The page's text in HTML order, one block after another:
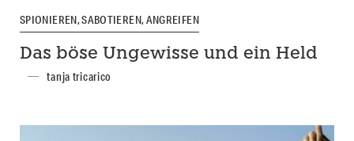
SPIONIEREN, SABOTIEREN, ANGREIFEN
Das böse Ungewisse und ein Held
tanja tricarico